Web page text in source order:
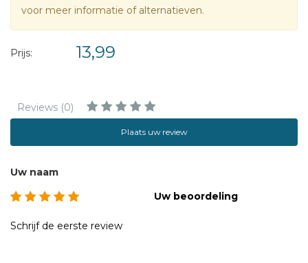
voor meer informatie of alternatieven.
Prijs: 13,99
Reviews (0)
Plaats uw review
Uw naam
Uw beoordeling
Schrijf de eerste review